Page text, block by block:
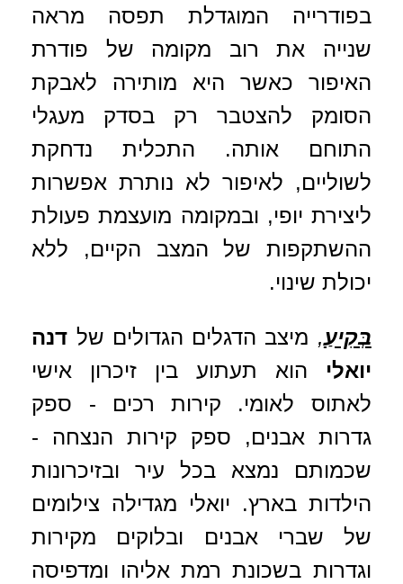
בפודרייה המוגדלת תפסה מראה
שנייה את רוב מקומה של פודרת
האיפור כאשר היא מותירה לאבקת
הסומק להצטבר רק בסדק מעגלי
התוחם אותה. התכלית נדחקת
לשוליים, לאיפור לא נותרת אפשרות
ליצירת יופי, ובמקומה מועצמת פעולת
ההשתקפות של המצב הקיים, ללא
יכולת שינוי.
בְּקִיעַ, מיצב הדגלים הגדולים של דנה
יואלי הוא תעתוע בין זיכרון אישי
לאתוס לאומי. קירות רכים - ספק
גדרות אבנים, ספק קירות הנצחה -
שכמותם נמצא בכל עיר ובזיכרונות
הילדות בארץ. יואלי מגדילה צילומים
של שברי אבנים ובלוקים מקירות
וגדרות בשכונת רמת אליהו ומדפיסה